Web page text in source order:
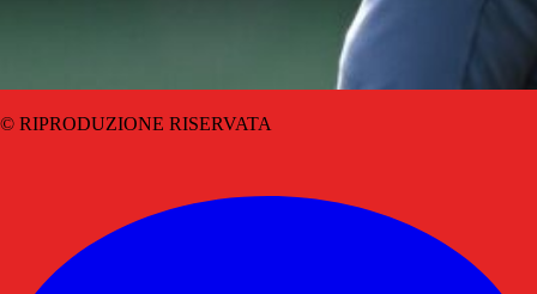
© RIPRODUZIONE RISERVATA